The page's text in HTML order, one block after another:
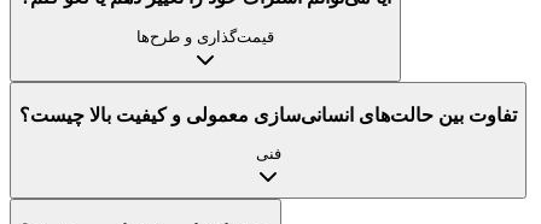
قیمت‌گذاری و طرح‌ها
تفاوت بین حالت‌های انسانی‌سازی معمولی و کیفیت بالا چیست؟
فنی